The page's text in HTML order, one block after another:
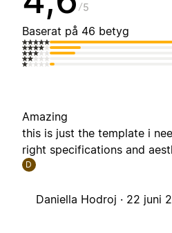
5
Baserat på 46 betyg
Amazing
this is just the template i
right specifications and
D
Daniella Hodroj · 22 juni